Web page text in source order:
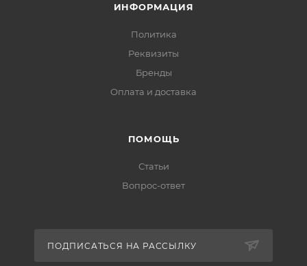
ИНФОРМАЦИЯ
Политика
Реквизиты
Бренды
Оплата и доставка
ПОМОЩЬ
Статьи
Вопрос-ответ
ПОДПИСАТЬСЯ НА РАССЫЛКУ